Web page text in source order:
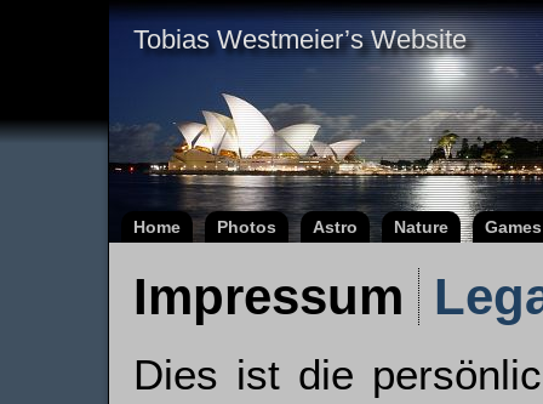
Tobias Westmeier’s Website
Home Photos Astro Nature Games
Impressum
Dies ist die